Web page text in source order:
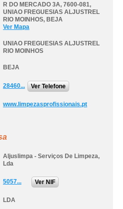
R DO MERCADO 3A, 7600-081,
UNIAO FREGUESIAS ALJUSTREL
RIO MOINHOS, BEJA
Ver Mapa
UNIAO FREGUESIAS ALJUSTREL
RIO MOINHOS
BEJA
28460... Ver Telefone
www.limpezasprofissionais.pt
Aljuslimpa - Serviços De Limpeza,
Lda
5057... Ver NIF
LDA